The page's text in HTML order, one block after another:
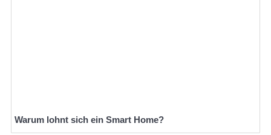
Warum lohnt sich ein Smart Home?